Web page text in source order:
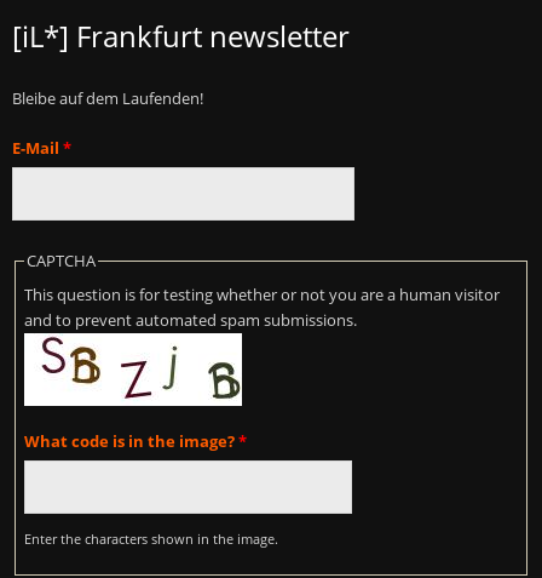
[iL*] Frankfurt newsletter
Bleibe auf dem Laufenden!
E-Mail *
CAPTCHA
This question is for testing whether or not you are a human visitor
and to prevent automated spam submissions.
What code is in the image?*
Enter the characters shown in the image.